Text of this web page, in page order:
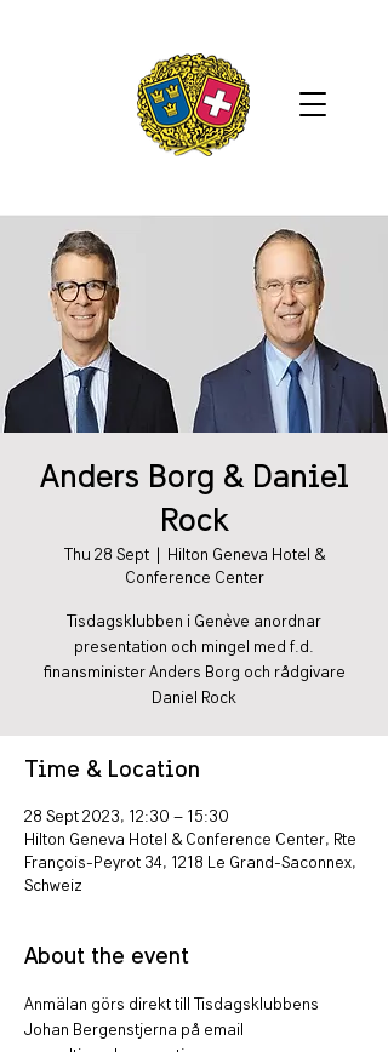
Anders Borg & Daniel
Rock
Thu 28 Sept
  |
Hilton Geneva Hotel &
Conference Center
Tisdagsklubben i Genève anordnar
presentation och mingel med f.d.
finansminister Anders Borg och rådgivare
Daniel Rock
Time & Location
28 Sept 2023, 12:30 – 15:30
Hilton Geneva Hotel & Conference Center, Rte
François-Peyrot 34, 1218 Le Grand-Saconnex,
Schweiz
About the event
Anmälan görs direkt till Tisdagsklubbens
Johan Bergenstjerna på email